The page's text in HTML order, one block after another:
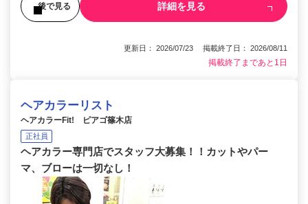
後で見る 詳細を見る
更新日： 2026/07/23 掲載終了日： 2026/08/11
掲載終了まであと1日
ヘアカラーリスト
ヘアカラーFit! ピアゴ篠木店
正社員
ヘアカラー専門店でスタッフ大募集！！カットやパー
マ、ブローは一切なし！